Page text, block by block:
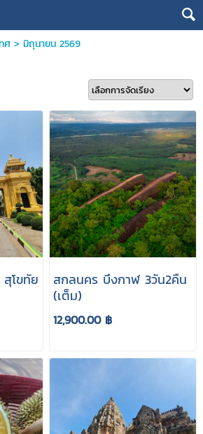
ศ> มิถุนายน 2569
โขทัย
สกลนคร บึงกาฬ 3วัน2คืน
(เต็ม)
12,900.00 ฿